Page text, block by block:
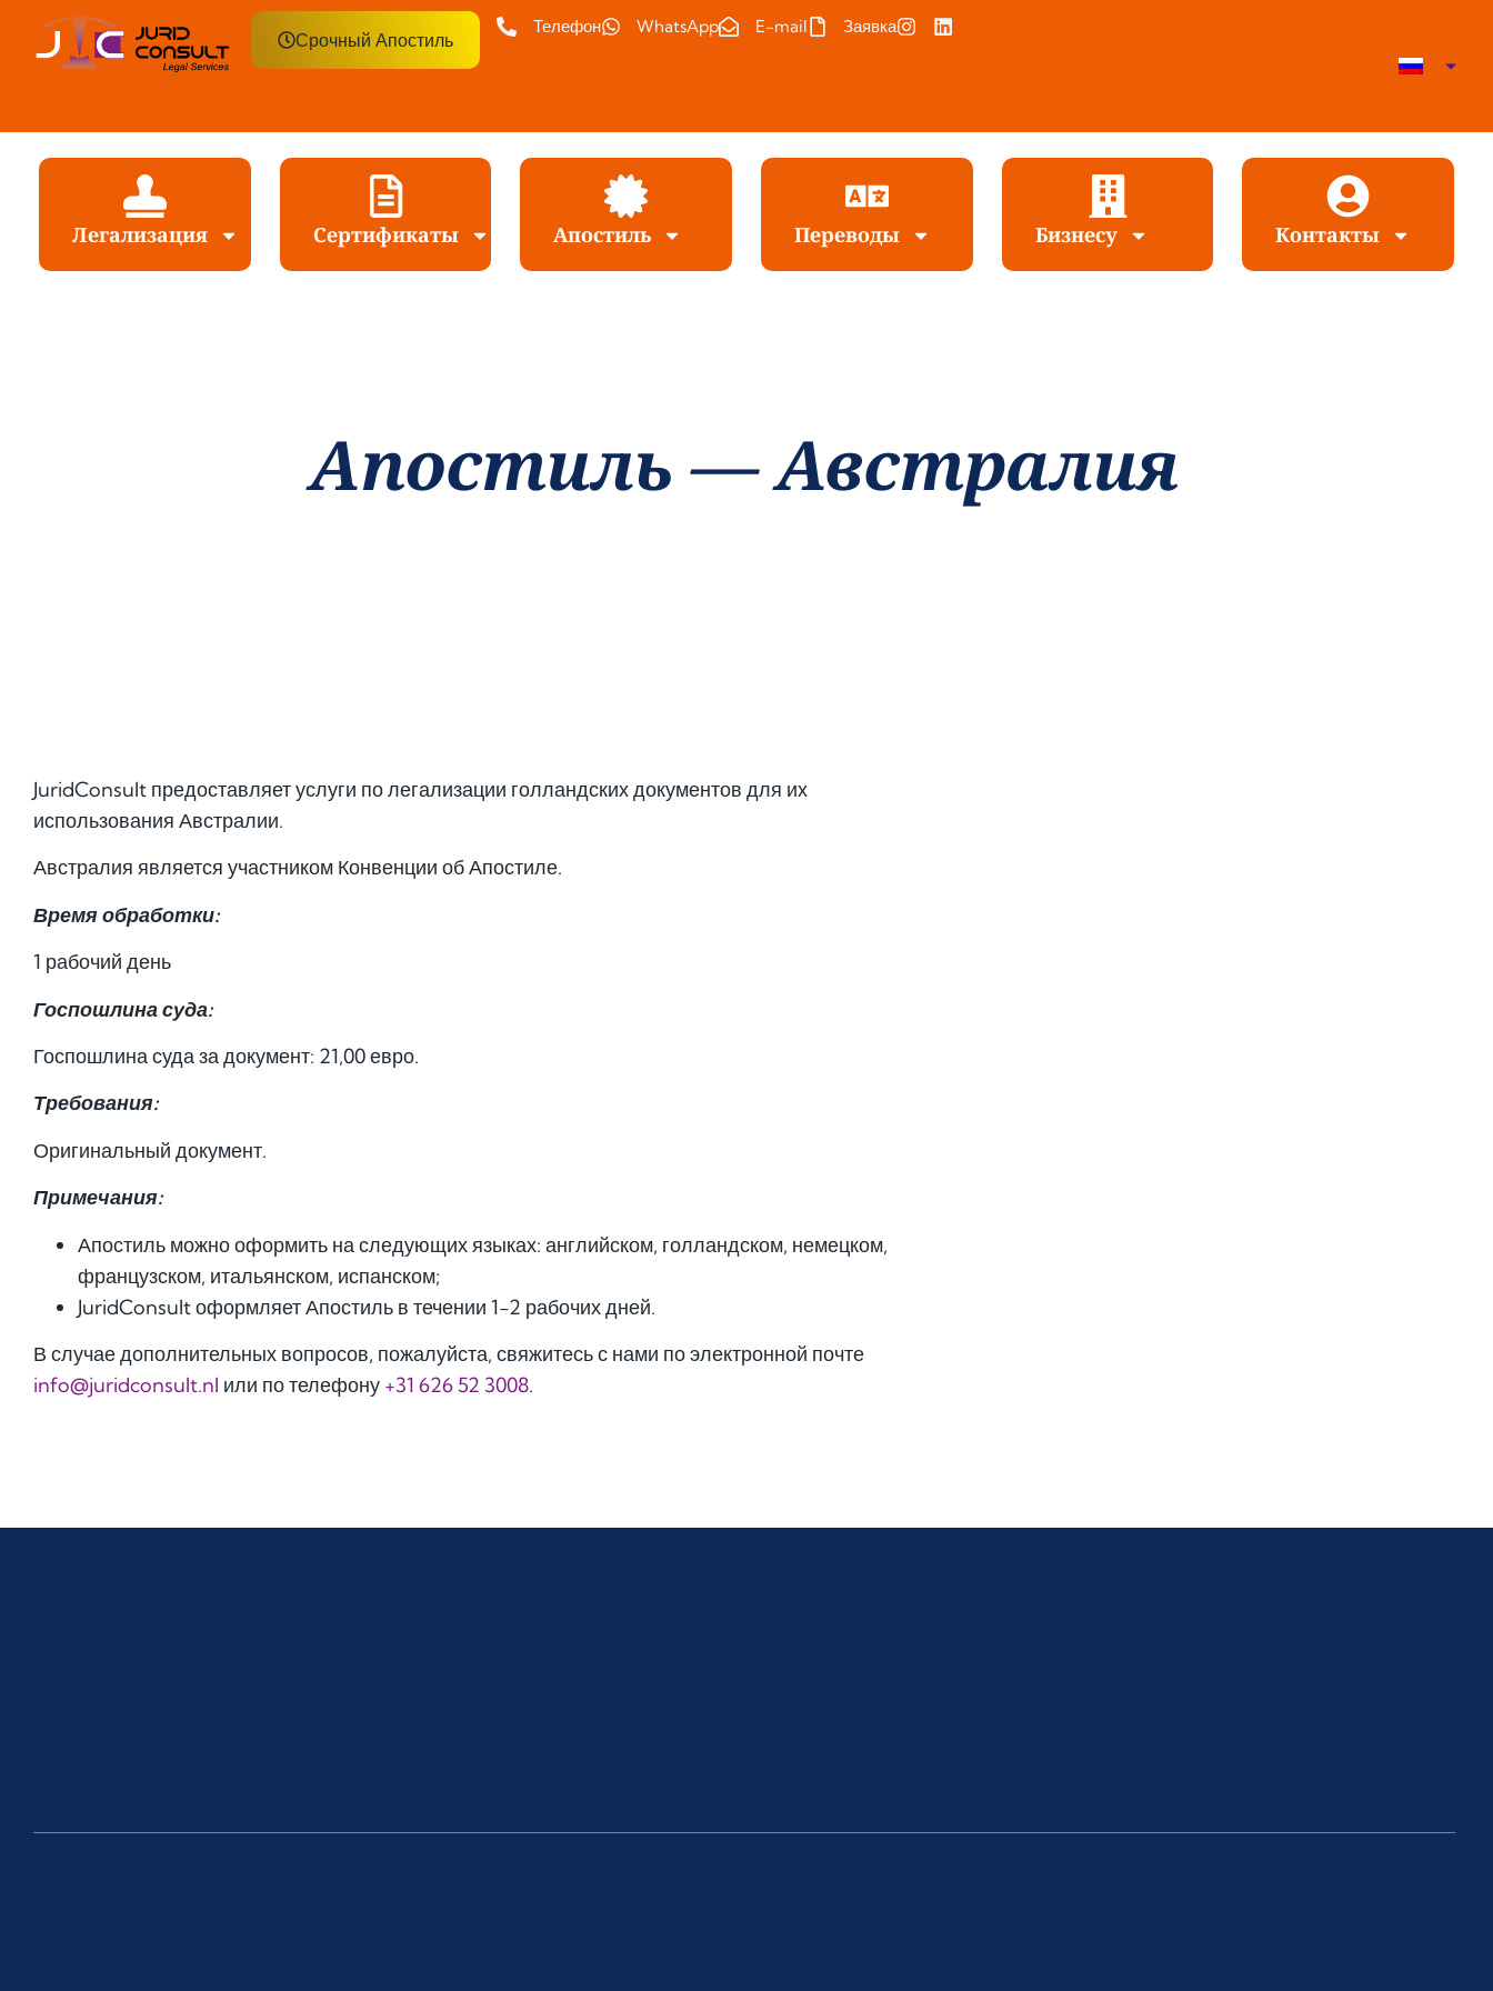
Срочный Апостиль
Телефон WhatsApp E-mail Заявка
Легализация Сертификаты Апостиль Переводы Бизнесу Контакты
Апостиль — Австралия
JuridConsult предоставляет услуги по легализации голландских документов для их
использования Австралии.
Австралия является участником Конвенции об Апостиле.
Время обработки:
1 рабочий день
Госпошлина суда:
Госпошлина суда за документ: 21,00 евро.
Требования:
Оригинальный документ.
Примечания:
Апостиль можно оформить на следующих языках: английском, голландском, немецком,
французском, итальянском, испанском;
JuridConsult оформляет Апостиль в течении 1-2 рабочих дней.
В случае дополнительных вопросов, пожалуйста, свяжитесь с нами по электронной почте
info@juridconsult.nl или по телефону +31 626 52 3008.